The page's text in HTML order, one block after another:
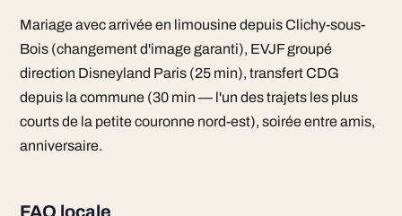
Mariage avec arrivée en limousine depuis Clichy-sous-
Bois (changement d'image garanti), EVJF groupé
direction Disneyland Paris (25 min), transfert CDG
depuis la commune (30 min — l'un des trajets les plus
courts de la petite couronne nord-est), soirée entre amis,
anniversaire.
FAQ locale